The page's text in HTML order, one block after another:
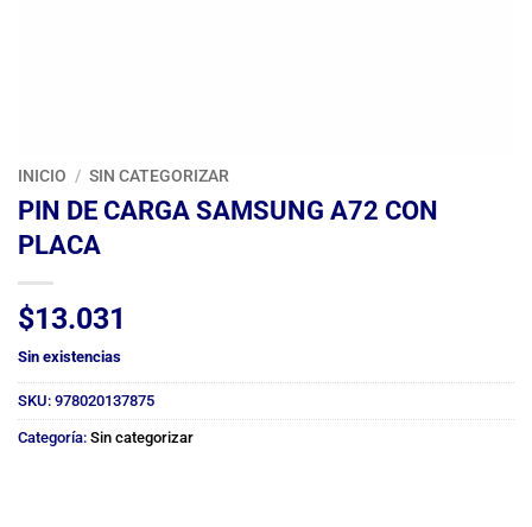
INICIO / SIN CATEGORIZAR
PIN DE CARGA SAMSUNG A72 CON
PLACA
$13.031
Sin existencias
SKU: 978020137875
Categoría: Sin categorizar